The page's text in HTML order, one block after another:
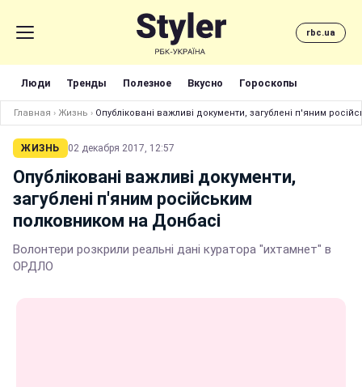
rbc.ua
Люди Тренды Полезное Вкусно Гороскопы
Главная › Жизнь › Опубліковані важливі документи, загублені п'яним
ЖИЗНЬ 02 декабря 2017, 12:57
Опубліковані важливі документи,
загублені п'яним російським
полковником на Донбасі
Волонтери розкрили реальні дані куратора "ихтамнет" в
ОРДЛО